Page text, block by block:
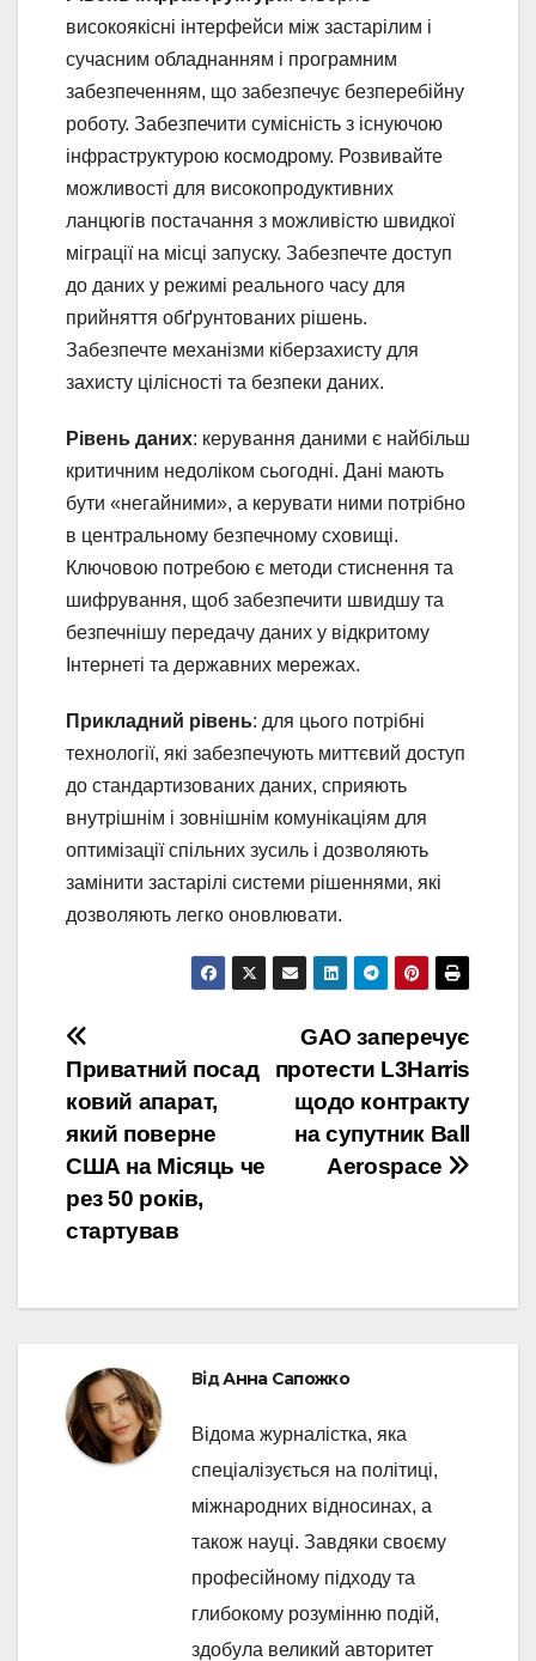
високоякісні інтерфейси між застарілим і
сучасним обладнанням і програмним
забезпеченням, що забезпечує безперебійну
роботу. Забезпечити сумісність з існуючою
інфраструктурою космодрому. Розвивайте
можливості для високопродуктивних
ланцюгів постачання з можливістю швидкої
міграції на місці запуску. Забезпечте доступ
до даних у режимі реального часу для
прийняття обґрунтованих рішень.
Забезпечте механізми кіберзахисту для
захисту цілісності та безпеки даних.
Рівень даних: керування даними є найбільш
критичним недоліком сьогодні. Дані мають
бути «негайними», а керувати ними потрібно
в центральному безпечному сховищі.
Ключовою потребою є методи стиснення та
шифрування, щоб забезпечити швидшу та
безпечнішу передачу даних у відкритому
Інтернеті та державних мережах.
Прикладний рівень: для цього потрібні
технології, які забезпечують миттєвий доступ
до стандартизованих даних, сприяють
внутрішнім і зовнішнім комунікаціям для
оптимізації спільних зусиль і дозволяють
замінити застарілі системи рішеннями, які
дозволяють легко оновлювати.
Навігація
записів
GAO заперечує
протести L3Harris
щодо контракту
на супутник Ball
Aerospace
Приватний посад
ковий апарат,
який поверне
США на Місяць че
рез 50 років,
стартував
ВідАнна Сапожко
Відома журналістка, яка
спеціалізується на політиці,
міжнародних відносинах, а
також науці. Завдяки своєму
професійному підходу та
глибокому розумінню подій,
здобула великий авторитет